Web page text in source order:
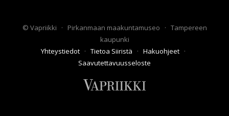
© Vapriikki · Pirkanmaan maakuntamuseo · Tampereen
kaupunki
Yhteystiedot · Tietoa Siiristä · Hakuohjeet ·
Saavutettavuusseloste